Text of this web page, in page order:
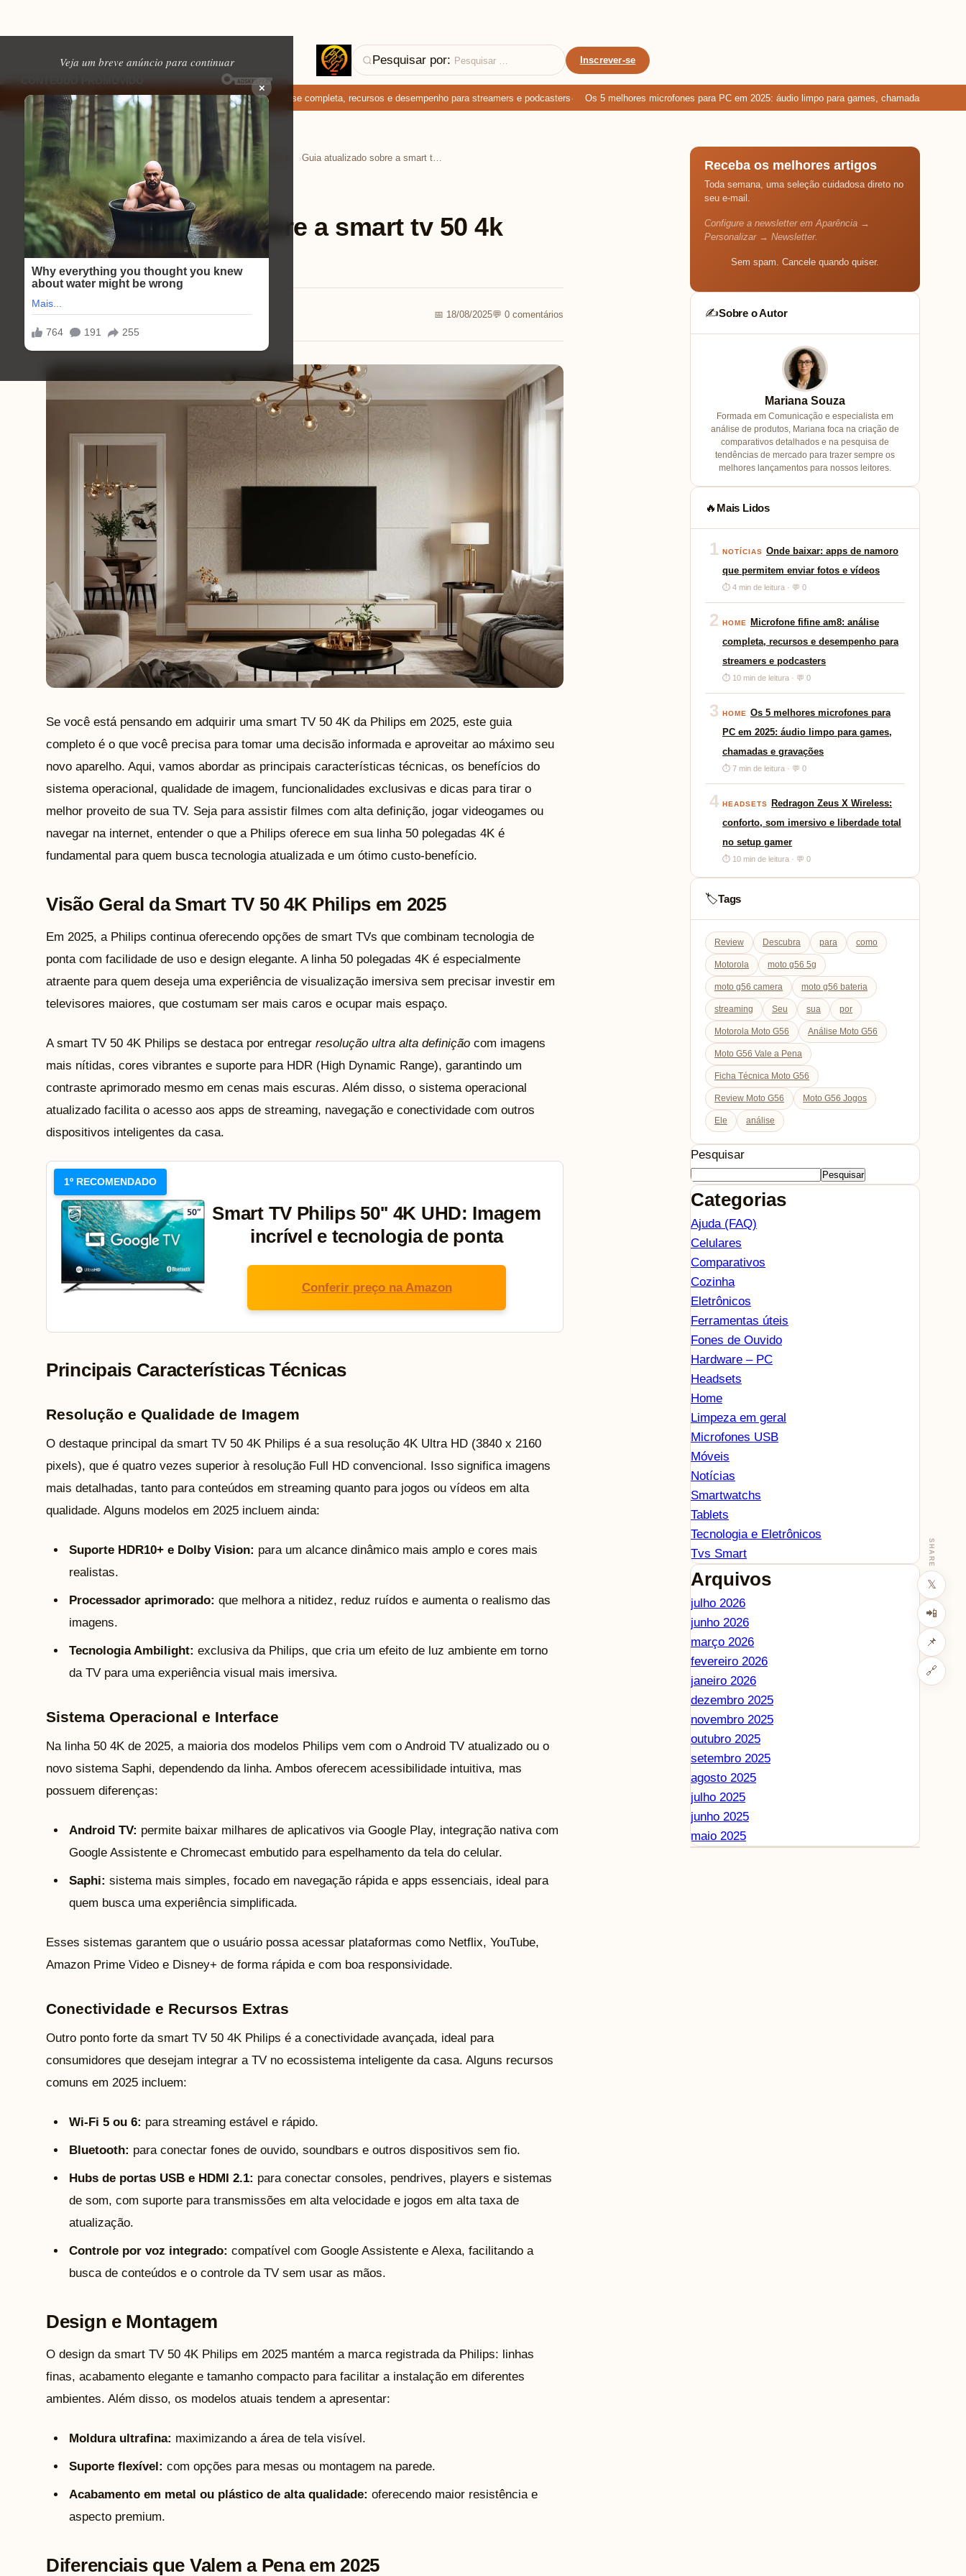
Veja um breve anúncio para continuar
×
SHARE
𝕏
📲
📌
🔗
Pesquisar por: Inscrever-se
EM ALTA
permitem enviar fotos e vídeos Microfone fifine am8: análise completa, recursos e desempenho para streamers e podcasters Os 5 melhores microfones para PC em 2025: áudio limpo para games, chamadas e gravações
Home Tecnologia e Eletrônicos Tvs Smart ›
Tvs Smart ⏱ 10 min de leitura
Guia atualizado sobre a smart tv 50 4k
philips em 2025
📅 18/08/2025💬 0 comentários
Se você está pensando em adquirir uma smart TV 50 4K da Philips em 2025, este guia
completo é o que você precisa para tomar uma decisão informada e aproveitar ao máximo seu
novo aparelho. Aqui, vamos abordar as principais características técnicas, os benefícios do
sistema operacional, qualidade de imagem, funcionalidades exclusivas e dicas para tirar o
melhor proveito de sua TV. Seja para assistir filmes com alta definição, jogar videogames ou
navegar na internet, entender o que a Philips oferece em sua linha 50 polegadas 4K é
fundamental para quem busca tecnologia atualizada e um ótimo custo-benefício.
Visão Geral da Smart TV 50 4K Philips em 2025
Em 2025, a Philips continua oferecendo opções de smart TVs que combinam tecnologia de
ponta com facilidade de uso e design elegante. A linha 50 polegadas 4K é especialmente
atraente para quem deseja uma experiência de visualização imersiva sem precisar investir em
televisores maiores, que costumam ser mais caros e ocupar mais espaço.
A smart TV 50 4K Philips se destaca por entregar resolução ultra alta definição com imagens
mais nítidas, cores vibrantes e suporte para HDR (High Dynamic Range), garantindo um
contraste aprimorado mesmo em cenas mais escuras. Além disso, o sistema operacional
atualizado facilita o acesso aos apps de streaming, navegação e conectividade com outros
dispositivos inteligentes da casa.
1º RECOMENDADO
Smart TV Philips 50'' 4K UHD: Imagem
incrível e tecnologia de ponta
Conferir preço na Amazon
Principais Características Técnicas
Resolução e Qualidade de Imagem
O destaque principal da smart TV 50 4K Philips é a sua resolução 4K Ultra HD (3840 x 2160
pixels), que é quatro vezes superior à resolução Full HD convencional. Isso significa imagens
mais detalhadas, tanto para conteúdos em streaming quanto para jogos ou vídeos em alta
qualidade. Alguns modelos em 2025 incluem ainda:
Suporte HDR10+ e Dolby Vision: para um alcance dinâmico mais amplo e cores mais
realistas.
Processador aprimorado: que melhora a nitidez, reduz ruídos e aumenta o realismo das
imagens.
Tecnologia Ambilight: exclusiva da Philips, que cria um efeito de luz ambiente em torno
da TV para uma experiência visual mais imersiva.
Sistema Operacional e Interface
Na linha 50 4K de 2025, a maioria dos modelos Philips vem com o Android TV atualizado ou o
novo sistema Saphi, dependendo da linha. Ambos oferecem acessibilidade intuitiva, mas
possuem diferenças:
Android TV: permite baixar milhares de aplicativos via Google Play, integração nativa com
Google Assistente e Chromecast embutido para espelhamento da tela do celular.
Saphi: sistema mais simples, focado em navegação rápida e apps essenciais, ideal para
quem busca uma experiência simplificada.
Esses sistemas garantem que o usuário possa acessar plataformas como Netflix, YouTube,
Amazon Prime Video e Disney+ de forma rápida e com boa responsividade.
Conectividade e Recursos Extras
Outro ponto forte da smart TV 50 4K Philips é a conectividade avançada, ideal para
consumidores que desejam integrar a TV no ecossistema inteligente da casa. Alguns recursos
comuns em 2025 incluem:
Wi-Fi 5 ou 6: para streaming estável e rápido.
Bluetooth: para conectar fones de ouvido, soundbars e outros dispositivos sem fio.
Hubs de portas USB e HDMI 2.1: para conectar consoles, pendrives, players e sistemas
de som, com suporte para transmissões em alta velocidade e jogos em alta taxa de
atualização.
Controle por voz integrado: compatível com Google Assistente e Alexa, facilitando a
busca de conteúdos e o controle da TV sem usar as mãos.
Design e Montagem
O design da smart TV 50 4K Philips em 2025 mantém a marca registrada da Philips: linhas
finas, acabamento elegante e tamanho compacto para facilitar a instalação em diferentes
ambientes. Além disso, os modelos atuais tendem a apresentar:
Moldura ultrafina: maximizando a área de tela visível.
Suporte flexível: com opções para mesas ou montagem na parede.
Acabamento em metal ou plástico de alta qualidade: oferecendo maior resistência e
aspecto premium.
Diferenciais que Valem a Pena em 2025
Receba os melhores artigos
Toda semana, uma seleção cuidadosa direto no
seu e-mail.
Configure a newsletter em Aparência →
Personalizar → Newsletter.
Sem spam. Cancele quando quiser.
✍️Sobre o Autor
Mariana Souza
Formada em Comunicação e especialista em
análise de produtos, Mariana foca na criação de
comparativos detalhados e na pesquisa de
tendências de mercado para trazer sempre os
melhores lançamentos para nossos leitores.
🔥 Mais Lidos
1 NOTÍCIAS Onde baixar: apps de namoro
que permitem enviar fotos e vídeos
⏱ 4 min de leitura · 💬 0
2 HOME
Microfone fifine am8: análise
completa, recursos e desempenho para
streamers e podcasters
⏱ 10 min de leitura · 💬 0
3 HOME
Os 5 melhores microfones para
PC em 2025: áudio limpo para games,
chamadas e gravações
⏱ 7 min de leitura · 💬 0
4 HEADSETS
Redragon Zeus X Wireless:
conforto, som imersivo e liberdade total
no setup gamer
⏱ 10 min de leitura · 💬 0
🏷️Tags
Review Descubra para como
Motorola moto g56 5g
moto g56 camera moto g56 bateria
streaming Seu sua por
Motorola Moto G56 Análise Moto G56
Moto G56 Vale a Pena
Ficha Técnica Moto G56
Review Moto G56 Moto G56 Jogos
Ele análise
Pesquisar
Pesquisar
Categorias
Ajuda (FAQ)
Celulares
Comparativos
Cozinha
Eletrônicos
Ferramentas úteis
Fones de Ouvido
Hardware – PC
Headsets
Home
Limpeza em geral
Microfones USB
Móveis
Notícias
Smartwatchs
Tablets
Tecnologia e Eletrônicos
Tvs Smart
Arquivos
julho 2026
junho 2026
março 2026
fevereiro 2026
janeiro 2026
dezembro 2025
novembro 2025
outubro 2025
setembro 2025
agosto 2025
julho 2025
junho 2025
maio 2025